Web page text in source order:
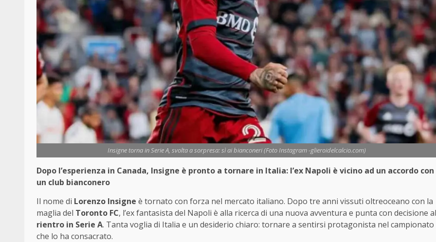
Insigne torna in Serie A, svolta a sorpresa: sì ai bianconeri (Foto Instagram -glieroidelcalcio.com)
Dopo l’esperienza in Canada, Insigne è pronto a tornare in Italia: l’ex Napoli è vicino ad un accordo con
un club bianconero
Il nome di Lorenzo Insigne è tornato con forza nel mercato italiano. Dopo tre anni vissuti oltreoceano con la
maglia del Toronto FC, l’ex fantasista del Napoli è alla ricerca di una nuova avventura e punta con decisione al
rientro in Serie A. Tanta voglia di Italia e un desiderio chiaro: tornare a sentirsi protagonista nel campionato
che lo ha consacrato.